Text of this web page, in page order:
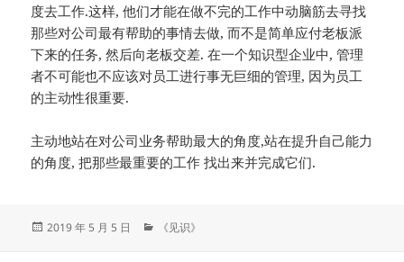
度去工作.这样, 他们才能在做不完的工作中动脑筋去寻找
那些对公司最有帮助的事情去做, 而不是简单应付老板派
下来的任务, 然后向老板交差. 在一个知识型企业中, 管理
者不可能也不应该对员工进行事无巨细的管理, 因为员工
的主动性很重要.
主动地站在对公司业务帮助最大的角度,站在提升自己能力
的角度, 把那些最重要的工作 找出来并完成它们.
发
2019 年 5 月 5 日
分《见识》